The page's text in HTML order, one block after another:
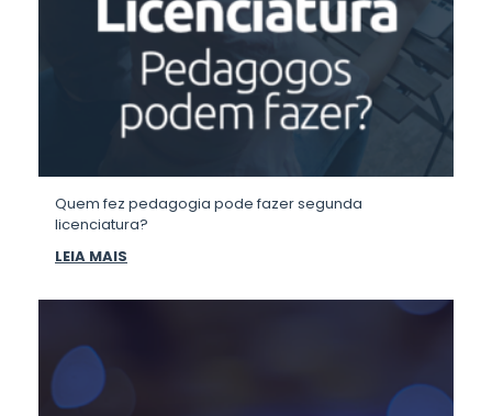
Quem fez pedagogia pode fazer segunda
licenciatura?
LEIA MAIS